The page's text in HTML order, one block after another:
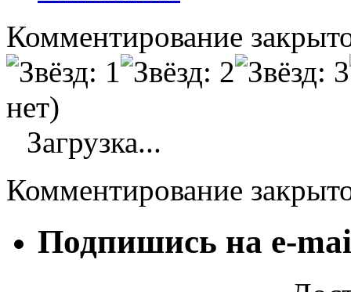
Комментирование
нет)
Загрузка...
Комментирование
Подпишись на e-